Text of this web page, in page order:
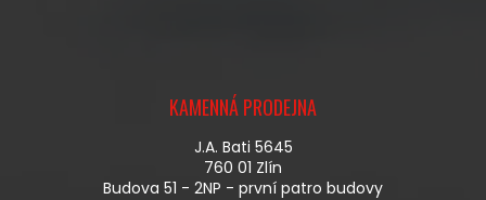
Í
P
R
V
K
KAMENNÁ PRODEJNA
J.A. Bati 5645
760 01 Zlín
Budova 51 - 2NP - první patro budovy